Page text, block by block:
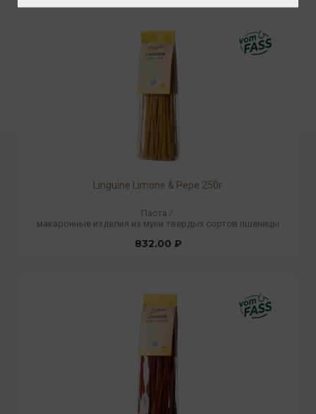
Linguine Limone & Pepe 250г
Паста /
макаронные изделия из муки твердых сортов пшеницы
832.00 ₽